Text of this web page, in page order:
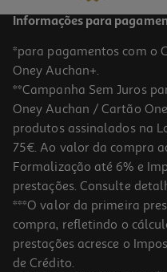
Bloco Wc Auchan Com Lixívia
0.75 €/un
1,49 €
Informações para
*para pagamentos com o
Oney Auchan+.
**Campanha Sem Juros
Oney Auchan / Cartão
produtos assinalados na
75€. Ao valor da compra
Formalização até 6% e
prestações. Consulte
***O valor da primeira
compra, refletindo o
prestações acresce o
de Crédito.